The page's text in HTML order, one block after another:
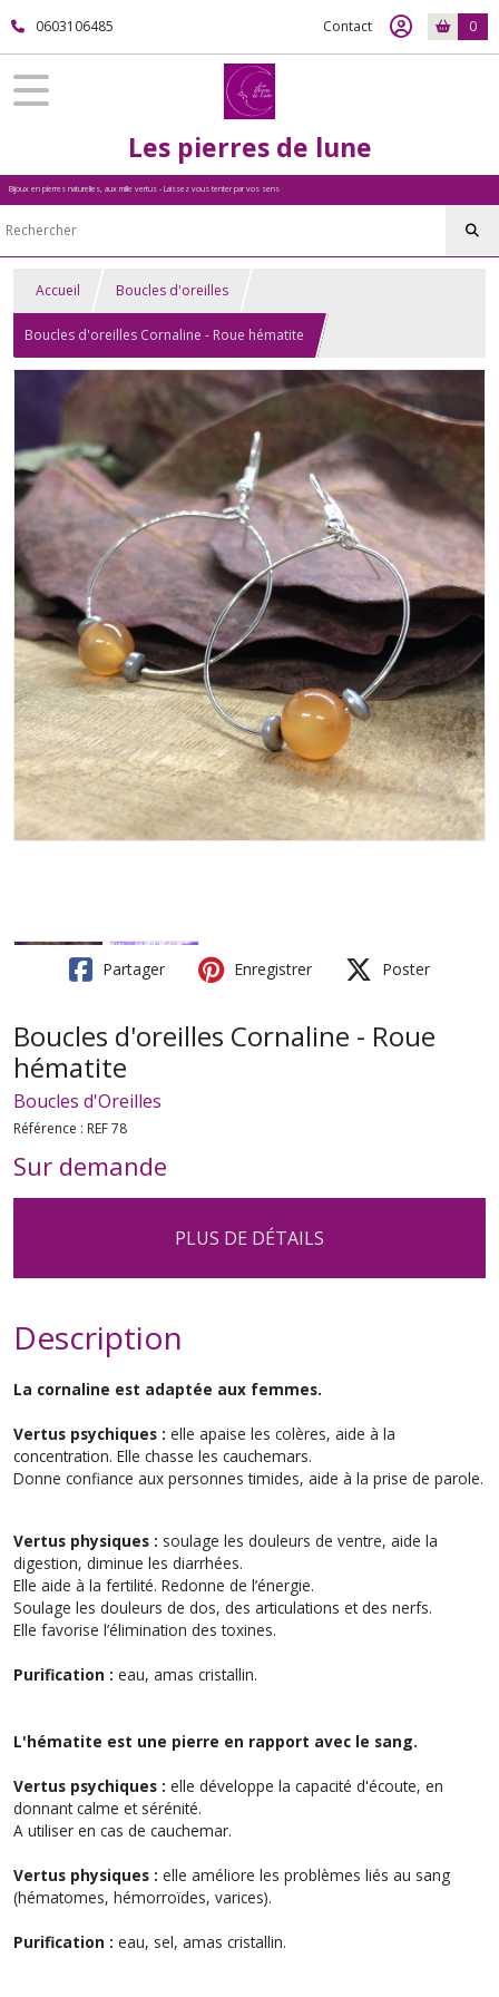
0603106485 Contact 0
Les pierres de lune
Bijoux en pierres naturelles, aux mille vertus - Laissez vous tenter par vos sens
Accueil Boucles d'oreilles
Boucles d'oreilles Cornaline - Roue hématite
Partager Enregistrer Poster
Boucles d'oreilles Cornaline - Roue
hématite
Boucles d'Oreilles
Référence : REF 78
Sur demande
PLUS DE DÉTAILS
Description
La cornaline est adaptée aux femmes.
Vertus psychiques : elle apaise les colères, aide à la
concentration. Elle chasse les cauchemars.
Donne confiance aux personnes timides, aide à la prise de parole.
Vertus physiques : soulage les douleurs de ventre, aide la
digestion, diminue les diarrhées.
Elle aide à la fertilité. Redonne de l’énergie.
Soulage les douleurs de dos, des articulations et des nerfs.
Elle favorise l’élimination des toxines.
Purification : eau, amas cristallin.
L'hématite est une pierre en rapport avec le sang.
Vertus psychiques : elle développe la capacité d'écoute, en
donnant calme et sérénité.
A utiliser en cas de cauchemar.
Vertus physiques : elle améliore les problèmes liés au sang
(hématomes, hémorroïdes, varices).
Purification : eau, sel, amas cristallin.